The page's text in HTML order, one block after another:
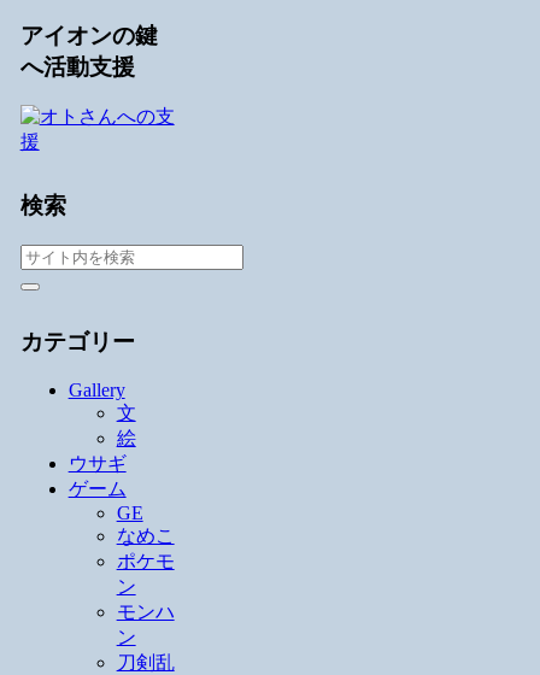
アイオンの鍵
へ活動支援
検索
カテゴリー
Gallery
文
絵
ウサギ
ゲーム
GE
なめこ
ポケモ
ン
モンハ
ン
刀剣乱